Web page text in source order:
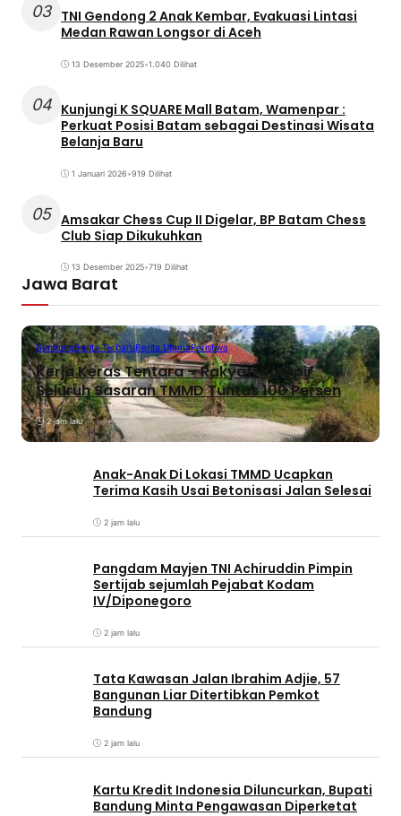
03 TNI Gendong 2 Anak Kembar, Evakuasi Lintasi
Medan Rawan Longsor di Aceh
13 Desember 2025•1.040 Dilihat
04 Kunjungi K SQUARE Mall Batam, Wamenpar :
Perkuat Posisi Batam sebagai Destinasi Wisata
Belanja Baru
1 Januari 2026•919 Dilihat
05 Amsakar Chess Cup II Digelar, BP Batam Chess
Club Siap Dikukuhkan
13 Desember 2025•719 Dilihat
Jawa Barat
BandungBerita TerbaruBerita UtamaPeristiwa
Kerja Keras Tentara – Rakyat, Hampir
Seluruh Sasaran TMMD Tuntas 100 Persen
2 jam lalu
Anak-Anak Di Lokasi TMMD Ucapkan
Terima Kasih Usai Betonisasi Jalan Selesai
2 jam lalu
Pangdam Mayjen TNI Achiruddin Pimpin
Sertijab sejumlah Pejabat Kodam
IV/Diponegoro
2 jam lalu
Tata Kawasan Jalan Ibrahim Adjie, 57
Bangunan Liar Ditertibkan Pemkot
Bandung
2 jam lalu
Kartu Kredit Indonesia Diluncurkan, Bupati
Bandung Minta Pengawasan Diperketat